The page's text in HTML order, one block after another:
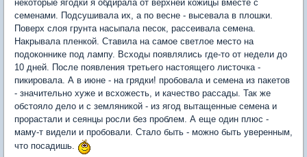
некоторые ягодки я обдирала от верхней кожицы вместе с
семенами. Подсушивала их, а по весне - высевала в плошки.
Поверх слоя грунта насыпала песок, рассеивала семена.
Накрывала пленкой. Ставила на самое светлое место на
подоконнике под лампу. Всходы появлялись где-то от недели до
10 дней. После появления третьего настоящего листочка -
пикировала. А в июне - на грядки! пробовала и семена из пакетов
- значительно хуже и всхожесть, и качество рассады. Так же
обстояло дело и с земляникой - из ягод вытащенные семена и
прорастали и сеянцы росли без проблем. А еще один плюс -
маму-т видели и пробовали. Стало быть - можно быть уверенным,
что посадишь.